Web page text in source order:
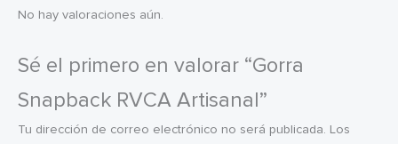
No hay valoraciones aún.
Sé el primero en valorar “Gorra
Snapback RVCA Artisanal”
Tu dirección de correo electrónico no será publicada. Los